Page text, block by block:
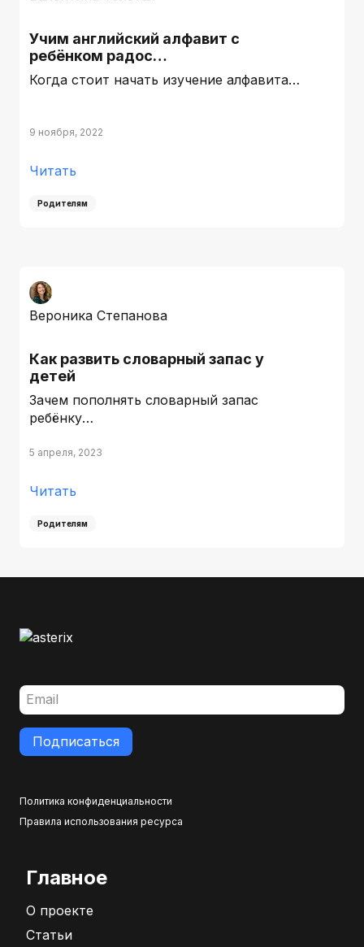
Учим английский алфавит с
ребёнком радос…
Когда стоит начать изучение алфавита…
9 ноября, 2022
Читать
Родителям
Вероника Степанова
Как развить словарный запас у
детей
Зачем пополнять словарный запас
ребёнку…
5 апреля, 2023
Читать
Родителям
Подписаться
Политика конфиденциальности
Правила использования ресурса
Главное
О проекте
Статьи